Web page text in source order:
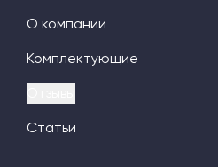
О компании
Комплектующие
Статьи